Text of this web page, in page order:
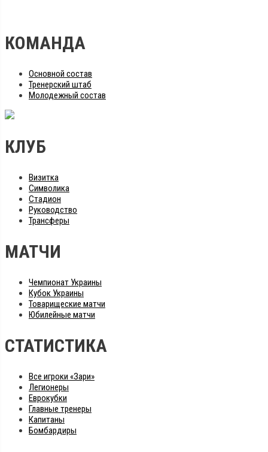
КОМАНДА
Основной состав
Тренерский штаб
Молодежный состав
КЛУБ
Визитка
Символика
Стадион
Руководство
Трансферы
МАТЧИ
Чемпионат Украины
Кубок Украины
Товарищеские матчи
Юбилейные матчи
СТАТИСТИКА
Все игроки «Зари»
Легионеры
Еврокубки
Главные тренеры
Капитаны
Бомбардиры